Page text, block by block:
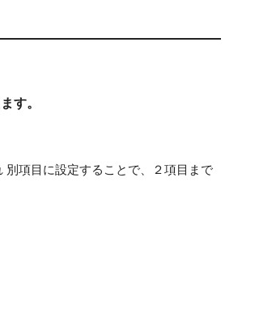
す。
別項目に設定することで、２項目まで